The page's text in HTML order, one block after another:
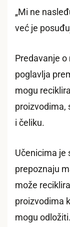
„Mi ne
već je
Predavanje
poglavlja
mogu
proizvodima,
i čeliku.
Učenicima je
prepoznaju
može
proizvodima
mogu